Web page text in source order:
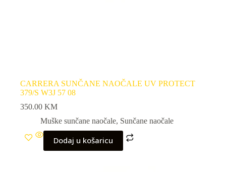
CARRERA SUNČANE NAOČALE UV PROTECT
379/S W3J 57 08
350.00 KM
Muške sunčane naočale, Sunčane naočale
Dodaj u košaricu